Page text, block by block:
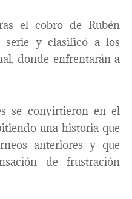
el cobro de Rubén
serie y clasificó a los
donde enfrentarán a
se convirtieron en el
una historia que
anteriores y que
de frustración